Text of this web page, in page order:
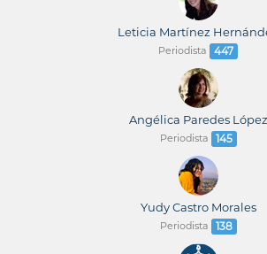
Leticia Martínez
Periodista 447
Angélica Paredes López
Periodista 145
Yudy Castro Morales
Periodista 138